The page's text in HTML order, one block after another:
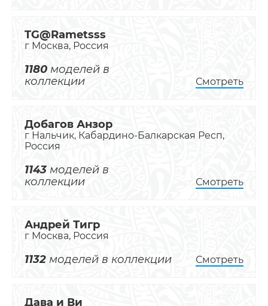
TG@Rametsss
г Москва, Россия
1180 моделей в
коллекции
Смотреть
Добагов Анзор
г Нальчик, Кабардино-Балкарская Респ,
Россия
1143 моделей в
коллекции
Смотреть
Андрей Тигр
г Москва, Россия
1132 моделей в коллекции Смотреть
Дава и Ви